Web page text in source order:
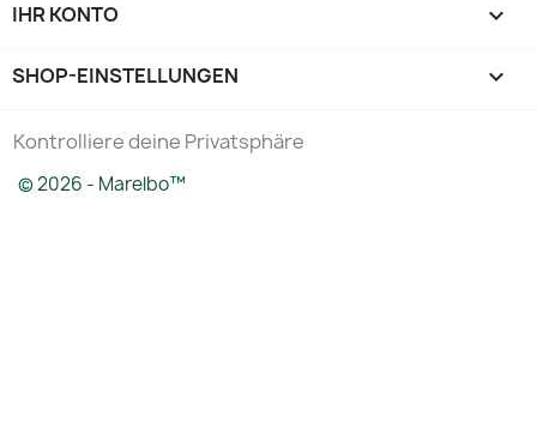
IHR KONTO 
SHOP-EINSTELLUNGEN keyboard_arrow_down
Kontrolliere deine Privatsphäre
© 2026 - Marelbo™